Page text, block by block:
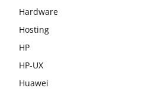
Hardware
Hosting
HP
HP-UX
Huawei